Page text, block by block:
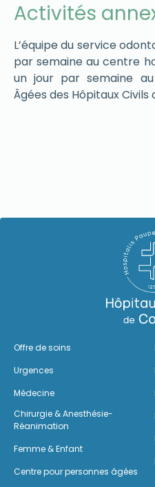
Activités
L’équipe du service
par semaine au centre
un jour par semaine
Âgées des Hôpitaux Civils
Offre de soins
Urgences
Médecine
Chirurgie & Anesthésie-
Réanimation
Femme & Enfant
Centre pour personnes âgées